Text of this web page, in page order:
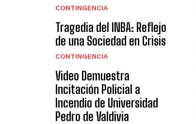
CONTINGENCIA
Tragedia del INBA: Reflejo
de una Sociedad en Crisis
CONTINGENCIA
Video Demuestra
Incitación Policial a
Incendio de Universidad
Pedro de Valdivia